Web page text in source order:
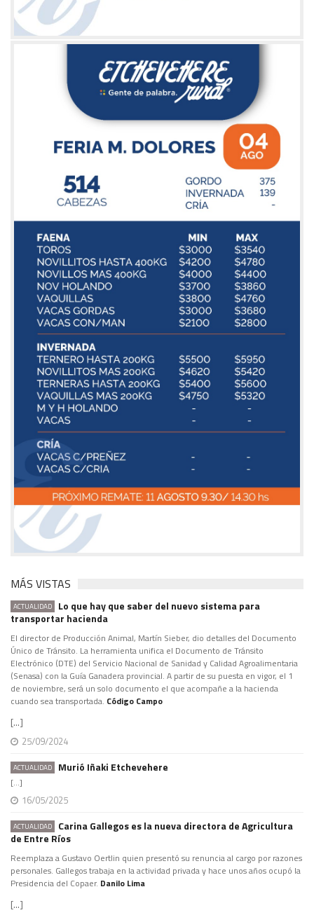
MÁS VISTAS
ACTUALIDAD
Lo que hay que saber del nuevo sistema para
transportar hacienda
El director de Producción Animal, Martín Sieber, dio detalles del Documento
Único de Tránsito. La herramienta unifica el Documento de Tránsito
Electrónico (DTE) del Servicio Nacional de Sanidad y Calidad Agroalimentaria
(Senasa) con la Guía Ganadera provincial. A partir de su puesta en vigor, el 1
de noviembre, será un solo documento el que acompañe a la hacienda
cuando sea transportada. Código Campo
[...]
25/09/2024
ACTUALIDAD Murió Iñaki Etchevehere
[...]
16/05/2025
ACTUALIDAD
Carina Gallegos es la nueva directora de Agricultura
de Entre Ríos
Reemplaza a Gustavo Oertlin quien presentó su renuncia al cargo por razones
personales. Gallegos trabaja en la actividad privada y hace unos años ocupó la
Presidencia del Copaer. Danilo Lima
[...]